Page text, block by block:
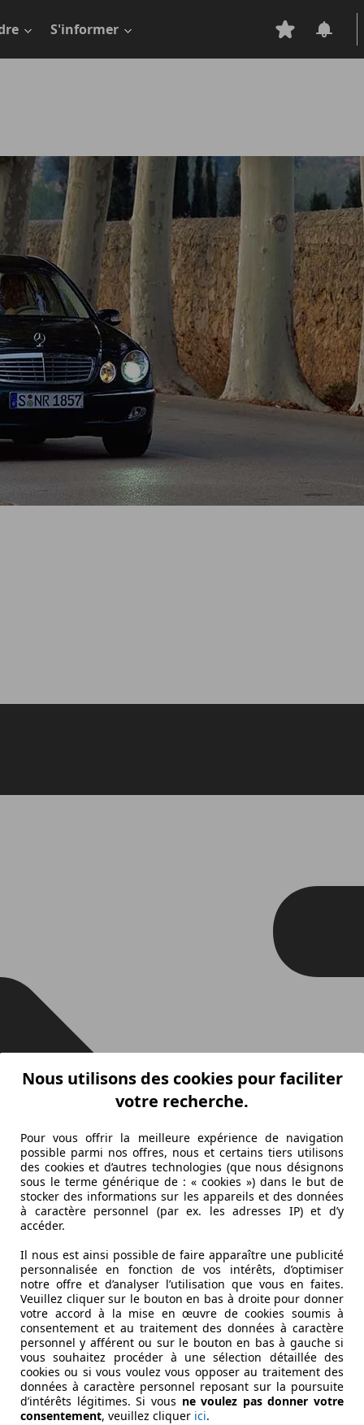
S'informer
Nous utilisons des cookies pour faciliter
votre recherche.
Pour vous offrir la meilleure expérience de navigation
possible parmi nos offres, nous et certains tiers utilisons
des cookies et d’autres technologies (que nous désignons
sous le terme générique de : « cookies ») dans le but de
stocker des informations sur les appareils et des données
à caractère personnel (par ex. les adresses IP) et d’y
accéder.
Il nous est ainsi possible de faire apparaître une publicité
personnalisée en fonction de vos intérêts, d’optimiser
notre offre et d’analyser l’utilisation que vous en faites.
Veuillez cliquer sur le bouton en bas à droite pour donner
votre accord à la mise en œuvre de cookies soumis à
consentement et au traitement des données à caractère
personnel y afférent ou sur le bouton en bas à gauche si
vous souhaitez procéder à une sélection détaillée des
cookies ou si vous voulez vous opposer au traitement des
données à caractère personnel reposant sur la poursuite
d’intérêts légitimes. Si vous ne voulez pas donner votre
consentement, veuillez cliquer ici.